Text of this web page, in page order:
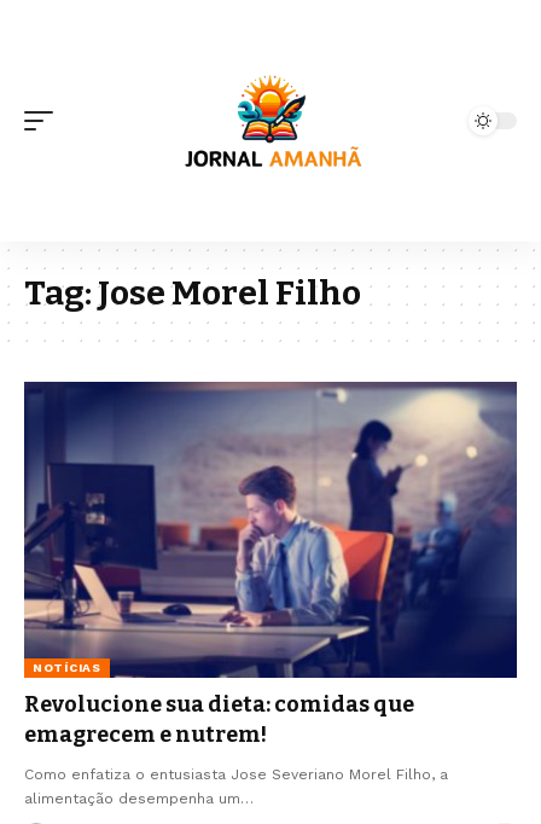
Tag:Jose Morel Filho
NOTÍCIAS
Revolucione sua dieta: comidas que
emagrecem e nutrem!
Como enfatiza o entusiasta Jose Severiano Morel Filho, a
alimentação desempenha um…